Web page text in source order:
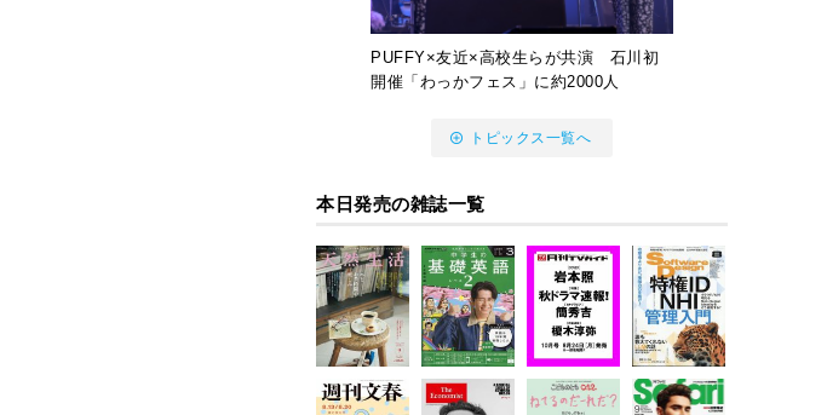
PUFFY×友近×高校生らが共演 石川初
開催「わっかフェス」に約2000人
トピックス一覧へ
本日発売の雑誌一覧